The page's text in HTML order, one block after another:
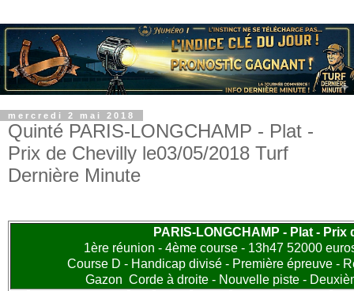
mercredi 2 mai 2018
Quinté PARIS-LONGCHAMP - Plat -
Prix de Chevilly le03/05/2018 Turf
Dernière Minute
PARIS-LONGCHAMP - Plat - Prix
1ère réunion - 4ème course - 13h47 52000
Course D - Handicap divisé - Première épreuve -
Gazon Corde à droite - Nouvelle piste -